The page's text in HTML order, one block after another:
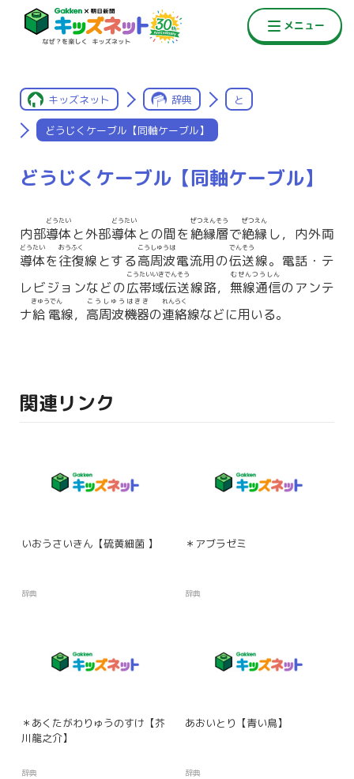
キッズネット 辞典 と
どうじくケーブル【同軸ケーブル】
どうじくケーブル【同軸ケーブル】
内部導体
どうたい
と外部導体
どうたい
との間を絶縁層
ぜつえんそう
で絶縁
ぜつえん
し，内外両
導体
どうたい
を往復
おうふく
線とする高周波
こうしゅうは
電流用の伝送
でんそう
線。電話・テ
レビジョンなどの広帯域伝送
こうたいいきでんそう
線路， 無線通信
むせんつうしん
のアンテ
ナ給電
きゅうでん
線， 高周波機器
こうしゅうはきき
の連絡
れんらく
線などに用いる。
関連リンク
いおうさいきん【硫黄細菌 】
辞典
＊アブラゼミ
辞典
＊あくたがわりゅうのすけ【芥
川龍之介】
辞典
あおいとり【青い鳥】
辞典